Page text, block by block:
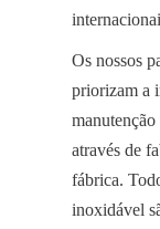
Os nossos
priorizam a
através de
fábrica.
inoxidável